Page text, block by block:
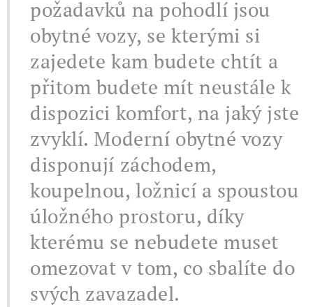
požadavků na pohodlí jsou
obytné vozy, se kterými si
zajedete kam budete chtít a
přitom budete mít neustále k
dispozici komfort, na jaký jste
zvyklí. Moderní obytné vozy
disponují záchodem,
koupelnou, ložnicí a spoustou
úložného prostoru, díky
kterému se nebudete muset
omezovat v tom, co sbalíte do
svých zavazadel.